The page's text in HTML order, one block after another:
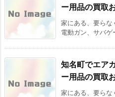
ー用品の買取
家にある、要らな
電動ガン、サバ
知名町でエア
ー用品の買取
家にある、要らな